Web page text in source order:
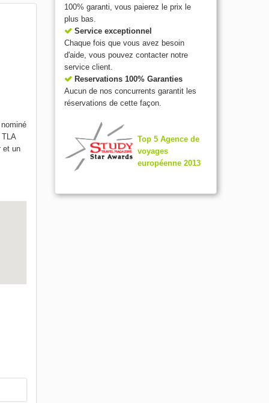
et un
100% garanti, vous paierez le prix le
plus bas.
Service exceptionnel
Chaque fois que vous avez besoin
d'aide, vous pouvez contacter notre
service client.
Reservations 100% Garanties
Aucun de nos concurrents garantit les
réservations de cette façon.
Top 5 Agence de
voyages
européenne 2013